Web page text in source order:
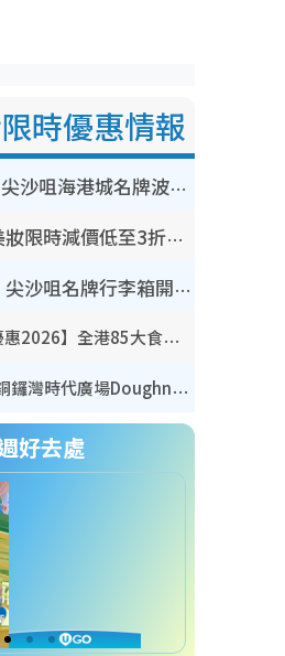
時優惠情報
開倉優惠 | 尖沙咀海港城名牌波鞋開倉低至1折！On鞋$899起／Joy&Peace鞋履$98起
CHANEL美妝限時減價低至3折！人氣粉底/唇膏/精華液低至$275！COCO香水都有平
開倉優惠｜尖沙咀名牌行李箱開倉低至4折！一連5日 American Tourister/ace./Hallmark $200起！
【8月生日優惠2026】全港85大食買玩著數攻略 自助餐/火鍋放題同行免費＋誠品/DONKI送現金券
開倉優惠｜銅鑼灣時代廣場Doughnut/Campo Marzio開倉低至1折！背囊、書包、手袋劈價$200起
好去處